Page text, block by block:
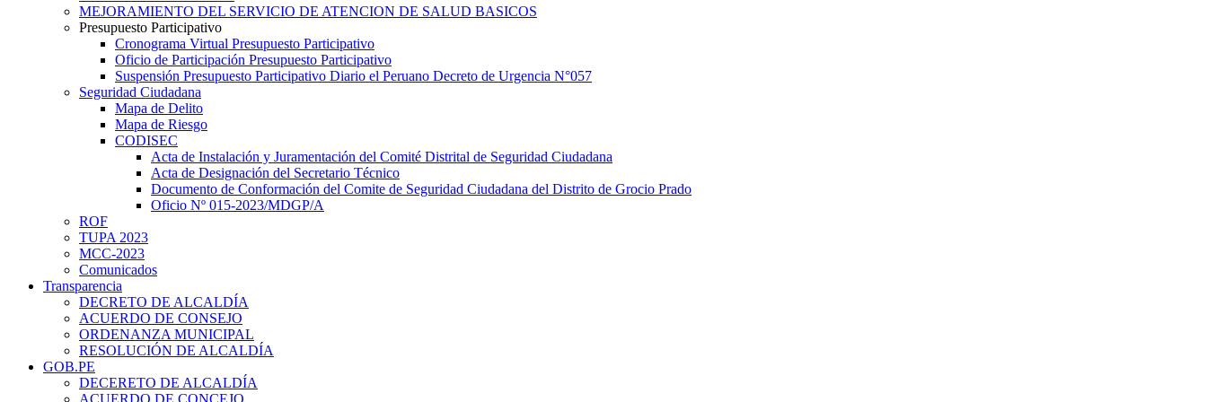
MEJORAMIENTO DEL SERVICIO DE ATENCION DE SALUD BASICOS
Presupuesto Participativo
Cronograma Virtual Presupuesto Participativo
Oficio de Participación Presupuesto Participativo
Suspensión Presupuesto Participativo Diario el Peruano Decreto de Urgencia N°057
Seguridad Ciudadana
Mapa de Delito
Mapa de Riesgo
CODISEC
Acta de Instalación y Juramentación del Comité Distrital de Seguridad Ciudadana
Acta de Designación del Secretario Técnico
Documento de Conformación del Comite de Seguridad Ciudadana del Distrito de Grocio Prado
Oficio Nº 015-2023/MDGP/A
ROF
TUPA 2023
MCC-2023
Comunicados
Transparencia
DECRETO DE ALCALDÍA
ACUERDO DE CONSEJO
ORDENANZA MUNICIPAL
RESOLUCIÓN DE ALCALDÍA
GOB.PE
DECERETO DE ALCALDÍA
ACUERDO DE CONCEJO